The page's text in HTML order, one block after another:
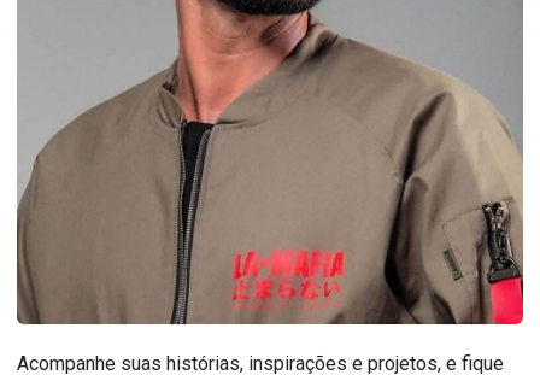
Acompanhe suas histórias, inspirações e projetos, e fique